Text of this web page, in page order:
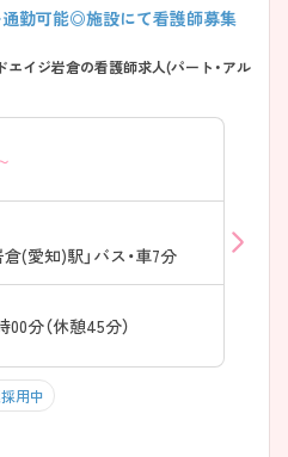
勤可能◎施設にて看護師募集
イジ岩倉の看護師求人(パート・アル
(愛知)駅」バス・車7分
分（休憩45分）
用中